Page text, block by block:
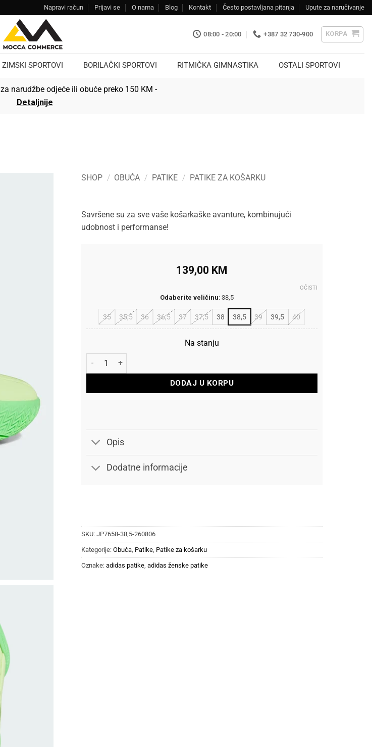
Napravi račun Prijavi se O nama Blog Kontakt Često postavljana pitanja Upute za naručivanje
08:00 - 20:00 +387 32 730-900 KORPA
ZIMSKI SPORTOVI BORILAČKI SPORTOVI RITMIČKA GIMNASTIKA OSTALI SPORTOVI
za narudžbe odjeće ili obuće preko 150 KM -
Detaljnije
SHOP / OBUĆA / PATIKE / PATIKE ZA KOŠARKU
Savršene su za sve vaše košarkaške avanture, kombinujući
udobnost i performanse!
139,00 KM
Odaberite veličinu: 38,5
35 35,5 36 36,5 37 37,5 38 38,5 39 39,5 40
OČISTI
Na stanju
Adidas Patike Dame Certified 3 količina
DODAJ U KORPU
Opis
Dodatne informacije
SKU: JP7658-38,5-260806
Kategorije: Obuća, Patike, Patike za košarku
Oznake: adidas patike, adidas ženske patike